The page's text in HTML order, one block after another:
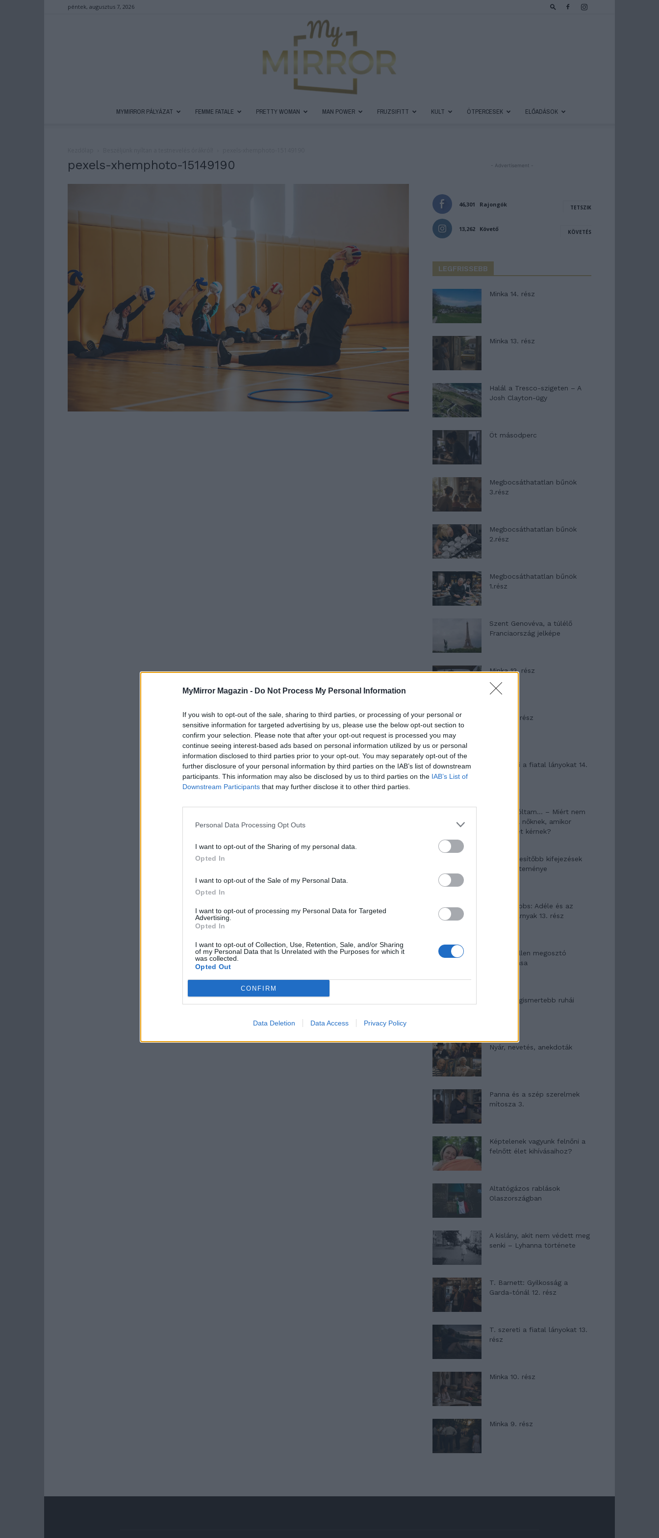
MyMirror Magazin - Do Not Process My Personal Information
If you wish to opt-out of the sale, sharing to third parties, or processing of your personal or
sensitive information for targeted advertising by us, please use the below opt-out section to
confirm your selection. Please note that after your opt-out request is processed you may
continue seeing interest-based ads based on personal information utilized by us or personal
information disclosed to third parties prior to your opt-out. You may separately opt-out of the
further disclosure of your personal information by third parties on the IAB’s list of downstream
participants. This information may also be disclosed by us to third parties on the IAB’s List of
Downstream Participants that may further disclose it to other third parties.
Personal Data Processing Opt Outs
I want to opt-out of the Sharing of my personal data.
Opted In
I want to opt-out of the Sale of my Personal Data.
Opted In
I want to opt-out of processing my Personal Data for Targeted
Advertising.
Opted In
I want to opt-out of Collection, Use, Retention, Sale, and/or Sharing
of my Personal Data that Is Unrelated with the Purposes for which it
was collected.
Opted Out
CONFIRM
Data Deletion Data Access Privacy Policy
péntek, augusztus 7, 2026
MYMIRROR PÁLYÁZAT FEMME FATALE PRETTY WOMAN MAN POWER FRUZSIFITT KULT ÖTPERCESEK ELŐADÁSOK
pexels-xhemphoto-15149190 - Advertisement -
46,301 Rajongók TETSZIK
13,262 Követő KÖVETÉS
LEGFRISSEBB
Minka 14. rész
Minka 13. rész
Halál a Tresco-szigeten – A
Josh Clayton-ügy
Öt másodperc
Megbocsáthatatlan bűnök
3.rész
Megbocsáthatatlan bűnök
2.rész
Megbocsáthatatlan bűnök
1.rész
Szent Genovéva, a túlélő
Franciaország jelképe
Minka 12. rész
Minka 11. rész
T. szereti a fiatal lányokat 14.
Pedig szóltam… – Miért nem
hiszünk a nőknek, amikor
segítséget kérnek?
A legidegesítőbb kifejezések
laza gyűjteménye
Elyna Robbs: Adéle és az
örökölt árnyak 13. rész
Woody Allen megosztó
zsenialitása
A világ legismertebb ruhái
Nyár, nevetés, anekdoták
Panna és a szép szerelmek
mítosza 3.
Képtelenek vagyunk felnőni a
felnőtt élet kihívásaihoz?
Altatógázos rablások
Olaszországban
A kislány, akit nem védett meg
senki – Lyhanna története
T. Barnett: Gyilkosság a
Garda-tónál 12. rész
T. szereti a fiatal lányokat 13.
rész
Minka 10. rész
Minka 9. rész